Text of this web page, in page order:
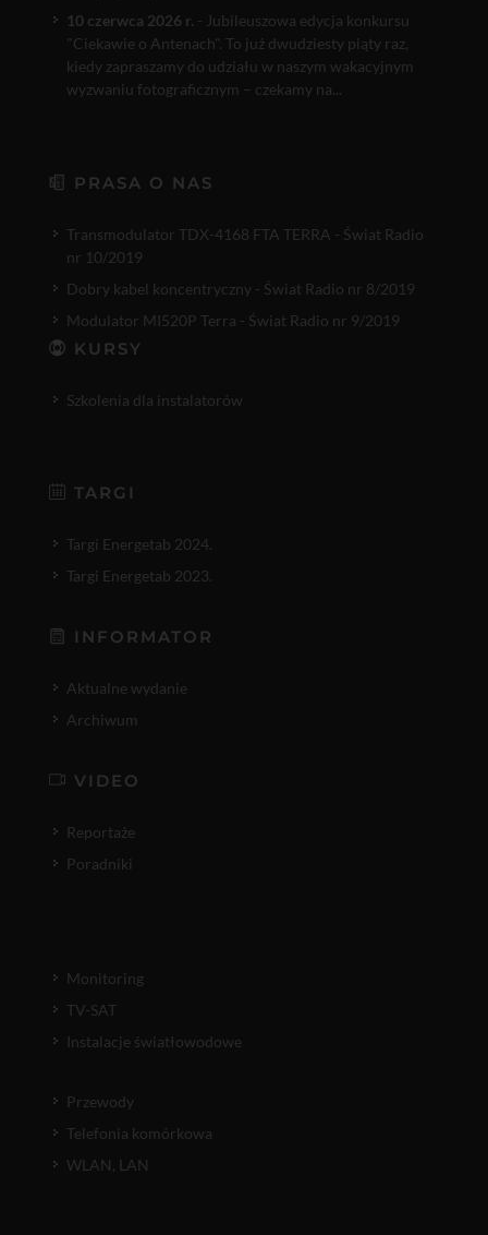
10 czerwca 2026 r. - Jubileuszowa edycja konkursu
"Ciekawie o Antenach". To już dwudziesty piąty raz,
kiedy zapraszamy do udziału w naszym wakacyjnym
wyzwaniu fotograficznym – czekamy na...
PRASA O NAS
Transmodulator TDX-4168 FTA TERRA - Świat Radio
nr 10/2019
Dobry kabel koncentryczny - Świat Radio nr 8/2019
Modulator MI520P Terra - Świat Radio nr 9/2019
KURSY
Szkolenia dla instalatorów
TARGI
Targi Energetab 2024.
Targi Energetab 2023.
INFORMATOR
Aktualne wydanie
Archiwum
VIDEO
Reportaże
Poradniki
Monitoring
TV-SAT
Instalacje światłowodowe
Przewody
Telefonia komórkowa
WLAN, LAN